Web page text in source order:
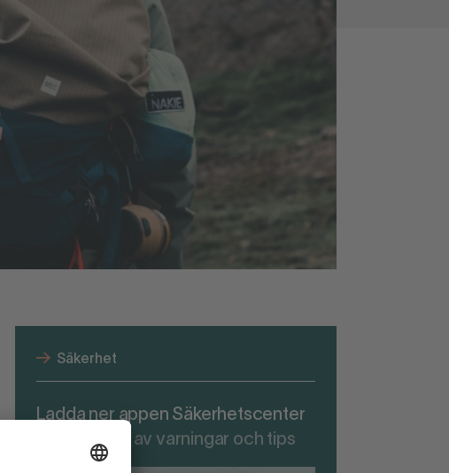
Säkerhet
Ladda ner appen Säkerhetscenter
för att ta del av varningar och tips